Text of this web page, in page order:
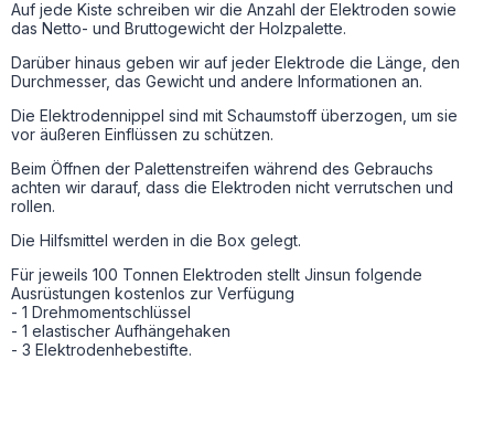
Auf jede Kiste schreiben wir die Anzahl der Elektroden sowie
das Netto- und Bruttogewicht der Holzpalette.
Darüber hinaus geben wir auf jeder Elektrode die Länge, den
Durchmesser, das Gewicht und andere Informationen an.
Die Elektrodennippel sind mit Schaumstoff überzogen, um sie
vor äußeren Einflüssen zu schützen.
Beim Öffnen der Palettenstreifen während des Gebrauchs
achten wir darauf, dass die Elektroden nicht verrutschen und
rollen.
Die Hilfsmittel werden in die Box gelegt.
Für jeweils 100 Tonnen Elektroden stellt Jinsun folgende
Ausrüstungen kostenlos zur Verfügung
- 1 Drehmomentschlüssel
- 1 elastischer Aufhängehaken
- 3 Elektrodenhebestifte.